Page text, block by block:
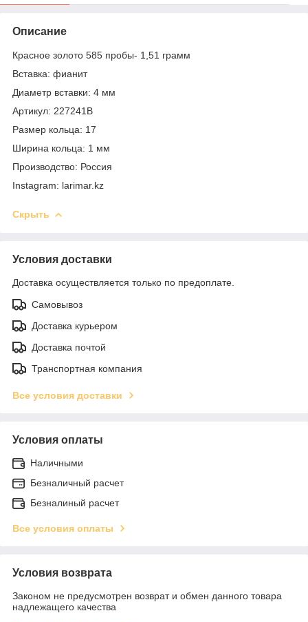
Описание
Красное золото 585 пробы- 1,51 грамм
Вставка: фианит
Диаметр вставки: 4 мм
Артикул: 227241В
Размер кольца: 17
Ширина кольца: 1 мм
Производство: Россия
Instagram: larimar.kz
Скрыть
Условия доставки
Доставка осуществляется только по предоплате.
Самовывоз
Доставка курьером
Доставка почтой
Транспортная компания
Все условия доставки
Условия оплаты
Наличными
Безналичный расчет
Безналиный расчет
Все условия оплаты
Условия возврата
Законом не предусмотрен возврат и обмен данного товара
надлежащего качества